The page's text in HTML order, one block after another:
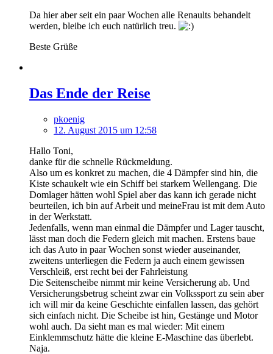
Da hier aber seit ein paar Wochen alle Renaults behandelt
werden, bleibe ich euch natürlich treu.
Beste Grüße
Das Ende der Reise
pkoenig
12. August 2015 um 12:58
Hallo Toni,
danke für die schnelle Rückmeldung.
Also um es konkret zu machen, die 4 Dämpfer sind hin, die
Kiste schaukelt wie ein Schiff bei starkem Wellengang. Die
Domlager hätten wohl Spiel aber das kann ich gerade nicht
beurteilen, ich bin auf Arbeit und meineFrau ist mit dem Auto
in der Werkstatt.
Jedenfalls, wenn man einmal die Dämpfer und Lager tauscht,
lässt man doch die Federn gleich mit machen. Erstens baue
ich das Auto in paar Wochen sonst wieder auseinander,
zweitens unterliegen die Federn ja auch einem gewissen
Verschleiß, erst recht bei der Fahrleistung
Die Seitenscheibe nimmt mir keine Versicherung ab. Und
Versicherungsbetrug scheint zwar ein Volkssport zu sein aber
ich will mir da keine Geschichte einfallen lassen, das gehört
sich einfach nicht. Die Scheibe ist hin, Gestänge und Motor
wohl auch. Da sieht man es mal wieder: Mit einem
Einklemmschutz hätte die kleine E-Maschine das überlebt.
Naja.